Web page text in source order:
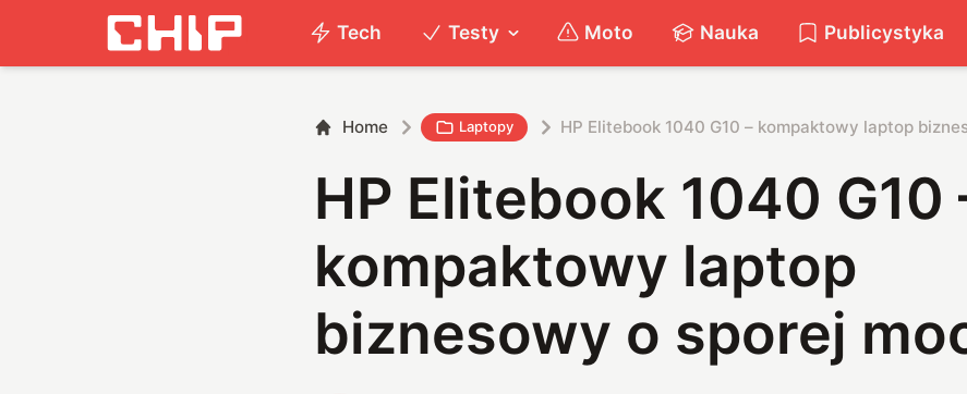
Tech Testy Moto Nauka Publicystyka
Home Laptopy HP Elitebook 1040 G10 – kompaktowy laptop
HP Elitebook 1040 G10
kompaktowy laptop
biznesowy o sporej